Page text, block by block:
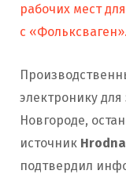
рабочих мест
с
электронику
Новгороде,
источник
подтвердил